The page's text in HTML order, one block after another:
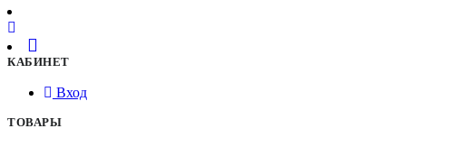
КАБИНЕТ
Вход
ТОВАРЫ